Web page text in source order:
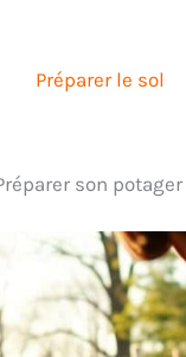
Préparer le sol
son